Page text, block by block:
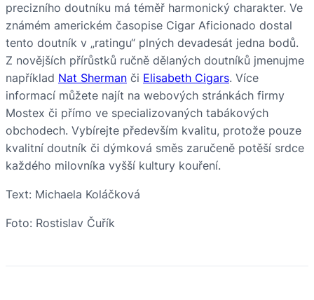
precizního doutníku má téměř harmonický charakter. Ve
známém americkém časopise Cigar Aficionado dostal
tento doutník v „ratingu“ plných devadesát jedna bodů.
Z novějších přírůstků ručně dělaných doutníků jmenujme
například Nat Sherman či Elisabeth Cigars. Více
informací můžete najít na webových stránkách firmy
Mostex či přímo ve specializovaných tabákových
obchodech. Vybírejte především kvalitu, protože pouze
kvalitní doutník či dýmková směs zaručeně potěší srdce
každého milovníka vyšší kultury kouření.
Text: Michaela Koláčková
Foto: Rostislav Čuřík